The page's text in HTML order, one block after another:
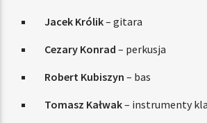
Jacek Królik– gitara
Cezary Konrad – perkusja
Robert Kubiszyn – bas
Tomasz Kałwak– instrumenty